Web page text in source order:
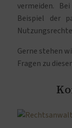
vermeiden.
Beispiel der
Gerne stehen
Fragen zu